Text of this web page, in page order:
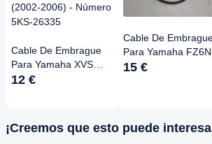
Cable De Embrague
Para Yamaha XVS
1100 Drag Star
12 €
Cable De
Para Yamaha FZ6N,
FZ6, FAZER S2
15 €
¡Creemos que esto puede